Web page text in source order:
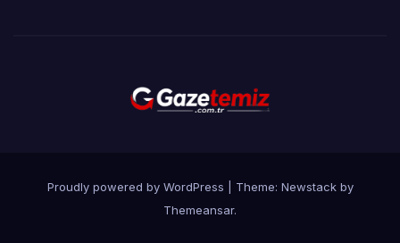
Proudly powered by WordPress Theme: Newstackby
Themeansar.